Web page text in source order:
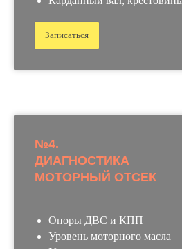
Записаться
№4.
ДИАГНОСТИКА
МОТОРНЫЙ ОТСЕК
Опоры ДВС и КПП
Уровень моторного масла